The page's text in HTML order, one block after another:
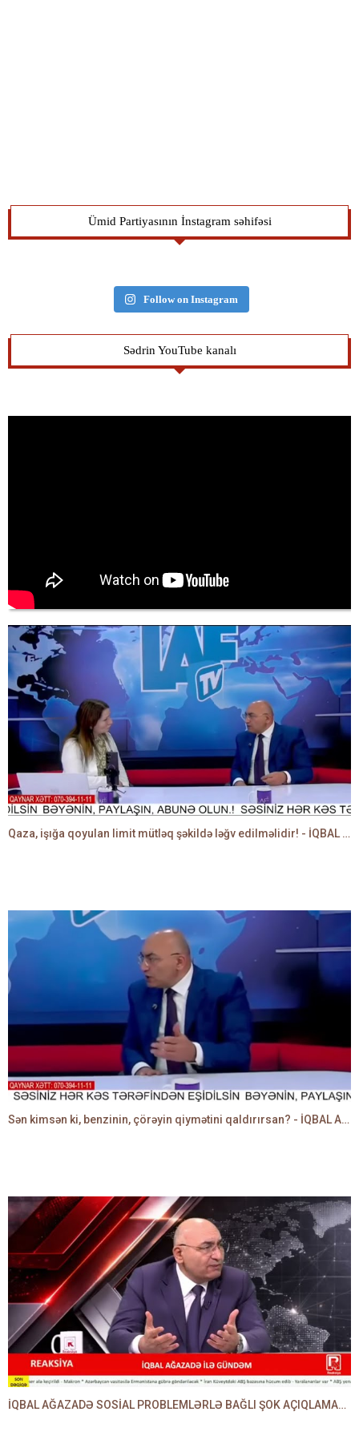
Ümid Partiyasının İnstagram səhifəsi
Follow on Instagram
Sədrin YouTube kanalı
Qaza, işığa qoyulan limit mütləq şəkildə ləğv edilməlidir! - İQBAL AĞAZADƏ
Sən kimsən ki, benzinin, çörəyin qiymətini qaldırırsan? - İQBAL AĞAZADƏ
İQBAL AĞAZADƏ SOSİAL PROBLEMLƏRLƏ BAĞLI ŞOK AÇIQLAMALAR VERDİ